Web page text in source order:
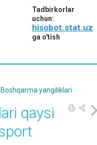
Tadbirkorlar
uchun:
hisobot.stat.uz
ga o'tish
Boshqarma yangiliklari
qaysi